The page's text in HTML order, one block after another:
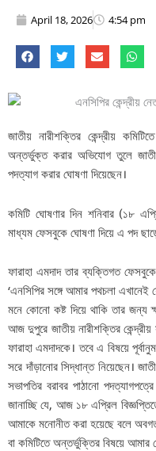
April 18, 2026 4:54 pm
জাতীয় নারীশক্তির কেন্দ্রীয়
অন্তর্ভুক্ত করার অভিযোগ তুলে
পদত্যাগ করার ঘোষণা দিয়েছেন।
কমিটি ঘোষণার দিন শনিবার (১৮
মাধ্যম ফেসবুকে ঘোষণা দিয়ে এ পদ
ফারাহা এমদাদ তার ব্যক্তিগত
‘এনসিপির সঙ্গে আমার পথচলা
মনে কোনো কষ্ট দিয়ে থাকি তার জন্য
আজ দুপুরে জাতীয় নারীশক্তির
ফারাহা এমদাদকে। তবে এ বিষয়ে
সরে দাঁড়ানোর সিদ্ধান্ত নিয়েছেন।
সভাপতির বরাবর পাঠানো
জানাচ্ছি যে, আজ ১৮ এপ্রিল
আমাকে মনোনীত করা হয়েছে বলে
বা কমিটিতে অন্তর্ভুক্তির বিষয়ে